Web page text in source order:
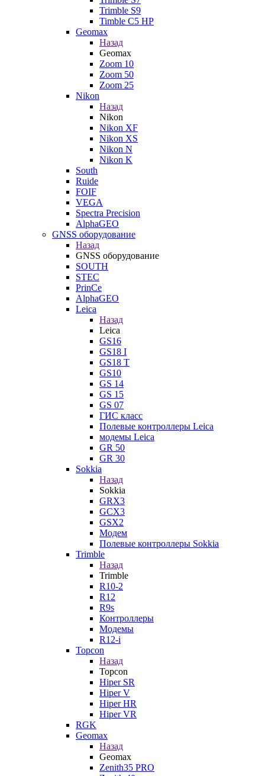
Trimble S9
Timble C5 HP
Geomax
Назад
Geomax
Zoom 10
Zoom 50
Zoom 25
Nikon
Назад
Nikon
Nikon XF
Nikon XS
Nikon N
Nikon K
South
Ruide
FOIF
VEGA
Spectra Precision
AlphaGEO
GNSS оборудование
Назад
GNSS оборудование
SOUTH
STEC
PrinCe
AlphaGEO
Leica
Назад
Leica
GS16
GS18 I
GS18 T
GS10
GS 14
GS 15
GS 07
ГИС класс
Полевые контроллеры Leica
модемы Leica
GR 50
GR 30
Sokkia
Назад
Sokkia
GRX3
GCX3
GSX2
Модем
Полевые контроллеры Sokkia
Trimble
Назад
Trimble
R10-2
R12
R9s
Контроллеры
Модемы
R12-i
Topcon
Назад
Topcon
Hiper SR
Hiper V
Hiper HR
Hiper VR
RGK
Geomax
Назад
Geomax
Zenith35 PRO